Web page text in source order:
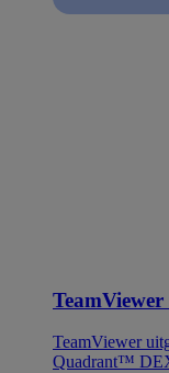
TeamViewer
Quadrant™